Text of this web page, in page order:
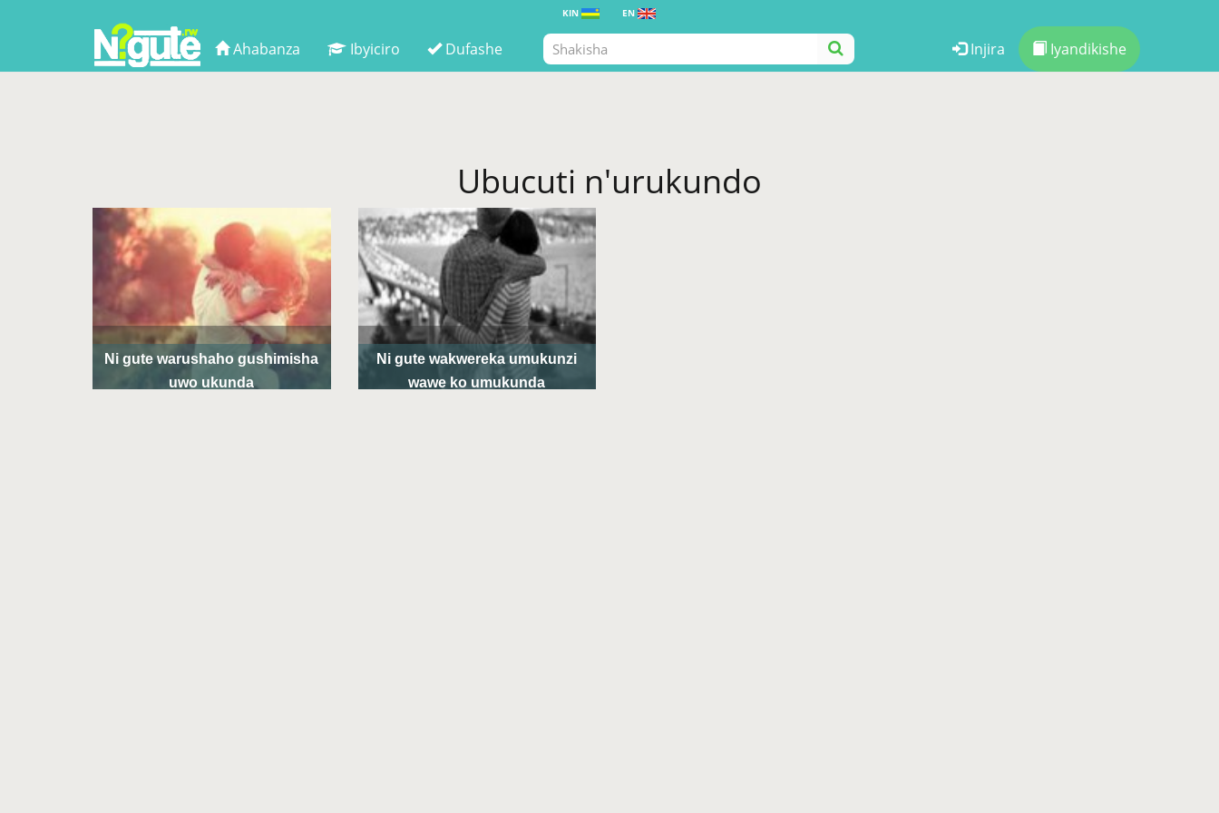
KIN EN
Ahabanza Ibyiciro Dufashe Injira Iyandikishe
Ubucuti n'urukundo
Ni gute warushaho gushimisha
uwo ukunda
Ni gute wakwereka umukunzi
wawe ko umukunda